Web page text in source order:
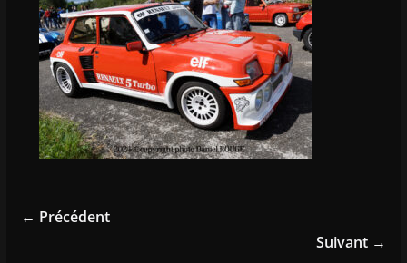
← Précédent
Suivant →